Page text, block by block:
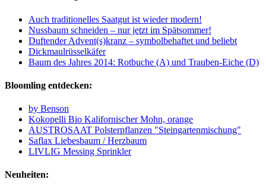
Auch traditionelles Saatgut ist wieder modern!
Nussbaum schneiden – nur jetzt im Spätsommer!
Duftender Advent(s)kranz – symbolbehaftet und beliebt
Dickmaulrüsselkäfer
Baum des Jahres 2014: Rotbuche (A) und Trauben-Eiche (D)
Bloomling entdecken:
by Benson
Kokopelli Bio Kalifornischer Mohn, orange
AUSTROSAAT Polsterpflanzen "Steingartenmischung"
Saflax Liebesbaum / Herzbaum
LIVLIG Messing Sprinkler
Neuheiten: